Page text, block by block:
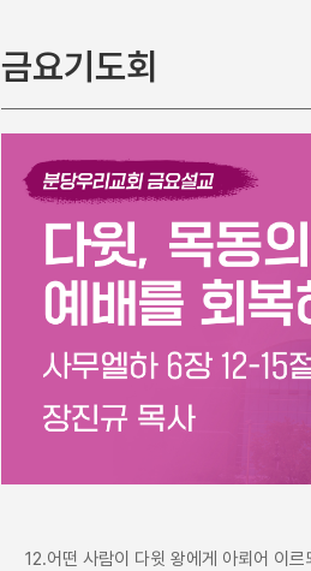
설 교
주일설교
새벽기도회
수요예배
금요기도회
어머니기도회
브라보시니어
찬 양
주일 찬양팀
1부 찬양대
2부 찬양대
3부 찬양대
금요기도회
12.어떤 사람이 다윗 왕에게 아뢰어 이